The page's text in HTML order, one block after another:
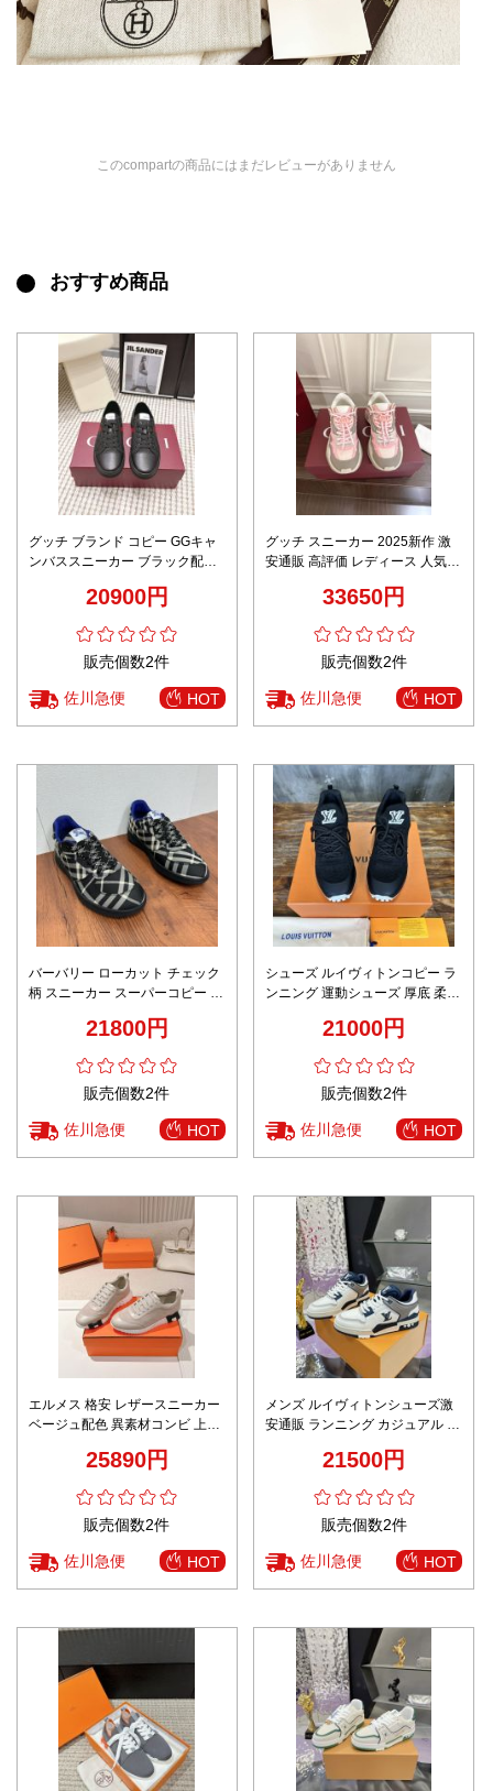
このcompartの商品にはまだレビューがありません
おすすめ商品
グッチ ブランド コピー GGキャ
ンバススニーカー ブラック配色
20900円
販売個数2件
佐川急便 HOT
グッチ スニーカー 2025新作 激
安通販 高評価 レディース 人気カ
33650円
販売個数2件
佐川急便 HOT
バーバリー ローカット チェック
柄 スニーカー スーパーコピー 優
21800円
販売個数2件
佐川急便 HOT
シューズ ルイヴィトンコピー ラ
ンニング 運動シューズ 厚底 柔軟
21000円
販売個数2件
佐川急便 HOT
エルメス 格安 レザースニーカー
ベージュ配色 異素材コンビ 上質
25890円
販売個数2件
佐川急便 HOT
メンズ ルイヴィトンシューズ激
安通販 ランニング カジュアル 運
21500円
販売個数2件
佐川急便 HOT